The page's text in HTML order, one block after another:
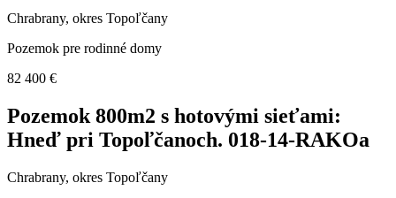
Chrabrany, okres Topoľčany
Pozemok pre rodinné domy
82 400 €
Pozemok 800m2 s hotovými sieťami:
Hneď pri Topoľčanoch. 018-14-RAKOa
Chrabrany, okres Topoľčany